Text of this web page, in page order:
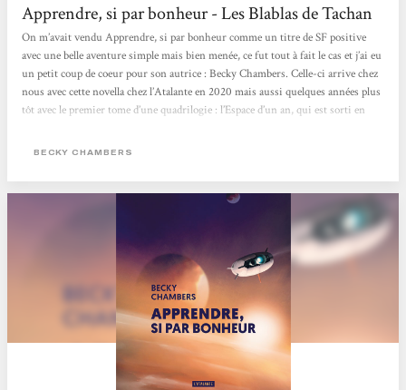
Apprendre, si par bonheur - Les Blablas de Tachan
On m’avait vendu Apprendre, si par bonheur comme un titre de SF positive
avec une belle aventure simple mais bien menée, ce fut tout à fait le cas et j’ai eu
un petit coup de coeur pour son autrice : Becky Chambers. Celle-ci arrive chez
nous avec cette novella chez l’Atalante en 2020 mais aussi quelques années plus
tôt avec le premier tome d’une quadrilogie : l’Espace d’un an, qui est sorti en
chaque fois, je trouve que les résumés de ses titres ne paient pas de mine, mais
BECKY CHAMBERS